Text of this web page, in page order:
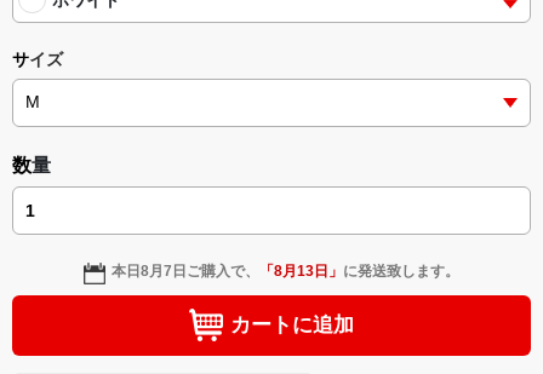
英語版: https://amzn.asia/d/1nwVIb6
▶︎弛まぬ言霊[+挿画50作品版]
＜小説+作詞20曲+挿画50作品>
＜著者: 作詞/挿画作成＞ 凛々風 猛 -リリカゼタケル
日本語版: https://amzn.asia/d/3czgKs8
英語版: https://amzn.asia/d/bpIME7s
▶︎弛まぬ言霊 <+挿画/スケッチ&塗り絵ver.版>
-ロードムービー系ミュージカル小説 +作詞20曲
+挿画スケッチスタイル&塗り絵バージョン-
＜著者/小説:作詞:挿画作成＞
凛々風 猛-リリカゼタケル
サイズ
数量
本日8月7日 ご購入で、 「8月13日 」 に発送致します。
カートに追加